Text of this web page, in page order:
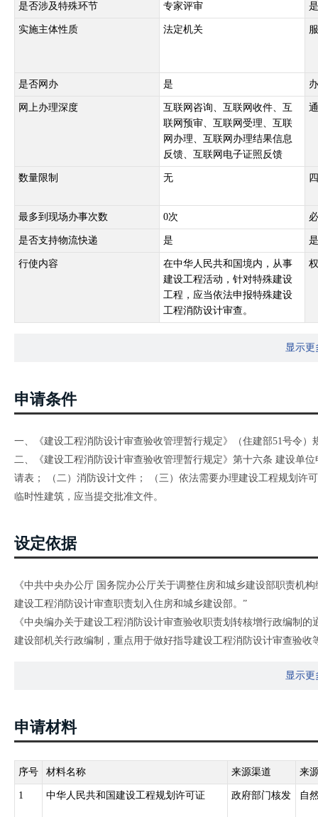
是否涉及特殊环节 专家评审
实施主体性质 法定机关
是否网办 是
网上办理深度
互联网咨询、互联网收件、互
联网预审、互联网受理、互联
网办理、互联网办理结果信息
反馈、互联网电子证照反馈
数量限制 无
最多到现场办事次数 0次
是否支持物流快递 是
行使内容
在中华人民共和国境内，从事
建设工程活动，针对特殊建设
工程，应当依法申报特殊建设
工程消防设计审查。
显示更
申请条件
一、《建设工程消防设计审查验收管理暂行规定》（住建部51号令）
二、《建设工程消防设计审查验收管理暂行规定》第十六条 建设单
请表； （二）消防设计文件； （三）依法需要办理建设工程规划许
临时性建筑，应当提交批准文件。
设定依据
《中共中央办公厅 国务院办公厅关于调整住房和城乡建设部职责机
建设工程消防设计审查职责划入住房和城乡建设部。”
《中央编办关于建设工程消防设计审查验收职责划转核增行政编制
建设部机关行政编制，重点用于做好指导建设工程消防设计审查验收
和城乡建设主管部门审查，住房和城乡建设主管部门依法对审查的
显示更
申请材料
序号 材料名称 来源渠道 来
1 中华人民共和国建设工程规划许可证 政府部门核发 自